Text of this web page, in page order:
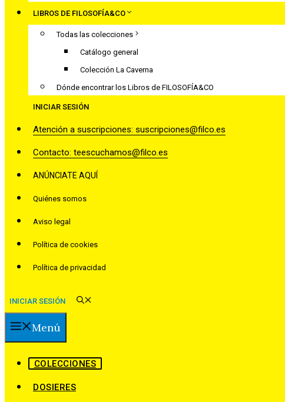
LIBROS DE FILOSOFÍA&CO
Todas las colecciones
Catálogo general
Colección La Caverna
Dónde encontrar los Libros de FILOSOFÍA&CO
INICIAR SESIÓN
Atención a suscripciones: suscripciones@filco.es
Contacto: teescuchamos@filco.es
ANÚNCIATE AQUÍ
Quiénes somos
Aviso legal
Política de cookies
Política de privacidad
INICIAR SESIÓN
Menú
COLECCIONES
DOSIERES